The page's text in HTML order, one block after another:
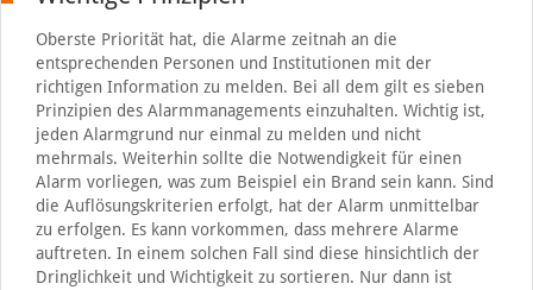
Oberste Priorität hat, die Alarme zeitnah an die
entsprechenden Personen und Institutionen mit der
richtigen Information zu melden. Bei all dem gilt es sieben
Prinzipien des Alarmmanagements einzuhalten. Wichtig ist,
jeden Alarmgrund nur einmal zu melden und nicht
mehrmals. Weiterhin sollte die Notwendigkeit für einen
Alarm vorliegen, was zum Beispiel ein Brand sein kann. Sind
die Auflösungskriterien erfolgt, hat der Alarm unmittelbar
zu erfolgen. Es kann vorkommen, dass mehrere Alarme
auftreten. In einem solchen Fall sind diese hinsichtlich der
Dringlichkeit und Wichtigkeit zu sortieren. Nur dann ist